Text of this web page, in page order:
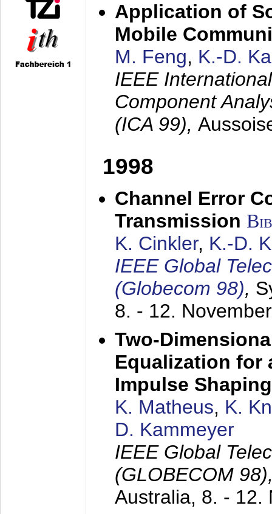
Application of
Mobile
M. Feng, K.-D.
IEEE
Component
(ICA 99),
1998
Channel Error
Transmission
K. Cinkler, K.-D.
IEEE Global
(Globecom 98),
8. - 12.
Two-
Equalization for
Impulse
K. Matheus, K.
D. Kammeyer
IEEE Global
(GLOBECOM
Australia, 8. - 12.